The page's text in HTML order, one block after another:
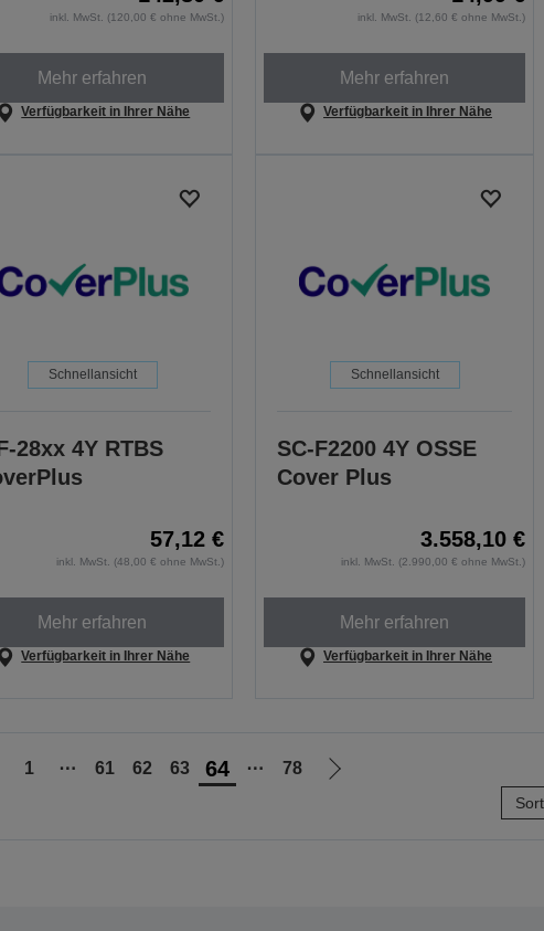
inkl. MwSt. (120,00 € ohne MwSt.)
Mehr erfahren
Verfügbarkeit in Ihrer Nähe
inkl. MwSt. (12,60 € ohne MwSt.)
Mehr erfahren
Verfügbarkeit in Ihrer Nähe
Schnellansicht
28xx 4Y RTBS
57,12 €
inkl. MwSt. (48,00 € ohne MwSt.)
Mehr erfahren
Verfügbarkeit in Ihrer Nähe
Schnellansicht
SC-F2200 4Y OSSE
Cover Plus
3.558,10 €
inkl. MwSt. (2.990,00 € ohne MwSt.)
Mehr erfahren
Verfügbarkeit in Ihrer Nähe
1 ⋯ 61 62 63 64 ⋯ 78
Zur